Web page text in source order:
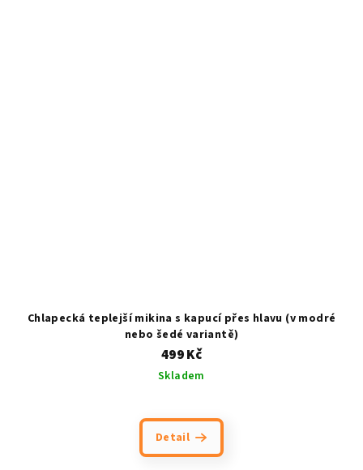
Chlapecká teplejší mikina s kapucí přes hlavu (v modré
nebo šedé variantě)
499 Kč
Skladem
Detail